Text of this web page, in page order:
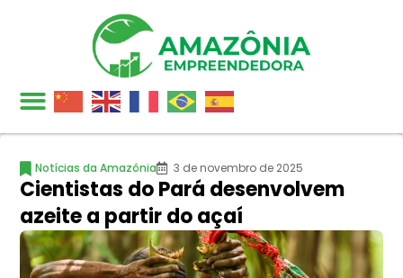
Notícias da Amazônia 3 de novembro de 2025
Cientistas do Pará desenvolvem
azeite a partir do açaí